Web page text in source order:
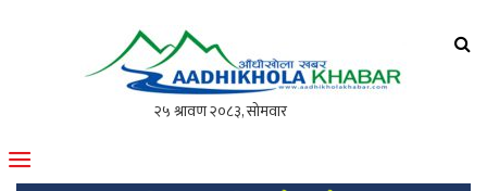
मोफसलकै लोकप्रिय अनलाइन पत्रिका